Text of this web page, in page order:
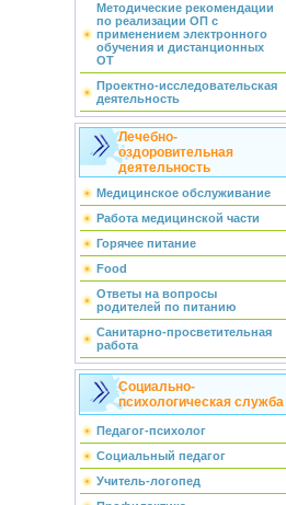
Методические рекомендации
по реализации ОП с
применением электронного
обучения и дистанционных
ОТ
Проектно-исследовательская
деятельность
Лечебно-
оздоровительная
деятельность
Медицинское обслуживание
Работа медицинской части
Горячее питание
Food
Ответы на вопросы
родителей по питанию
Санитарно-просветительная
работа
Социально-
психологическая служба
Педагог-психолог
Социальный педагог
Учитель-логопед